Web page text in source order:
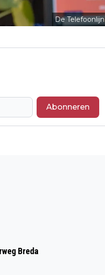
De Telefoonlijn
Abonneren
Breda